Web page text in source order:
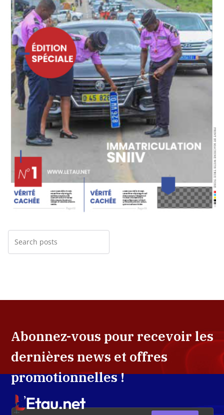
Abonnez-vous pour recevoir les
dernières news et offres
promotionnelles !